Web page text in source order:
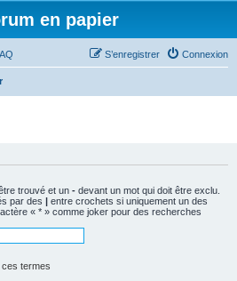
en papier
Connexion
S’enregistrer
trouvé et un - devant un mot qui doit être exclu.
par des | entre crochets si uniquement un des
« * » comme joker pour des recherches
ces termes